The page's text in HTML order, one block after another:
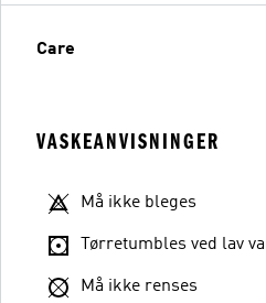
Care
VASKEANVISNINGER
Må ikke bleges
Tørretumbles ved lav
Må ikke renses